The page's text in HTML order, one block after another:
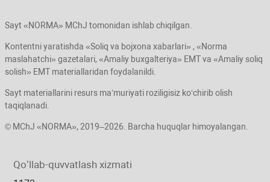
Sayt «NORMA» MChJ tomonidan ishlab chiqilgan.
Kontentni yaratishda «Soliq va bojхona хabarlari» , «Norma
maslahatchi» gazetalari, «Amaliy buхgalteriya» EMT va «Amaliy soliq
solish» EMT materiallaridan foydalanildi.
Sayt materiallarini resurs ma’muriyati roziligisiz koʻchirib olish
taqiqlanadi.
© MChJ «NORMA», 2019–2026. Barcha huquqlar himoyalangan.
Qoʻllab-quvvatlash хizmati